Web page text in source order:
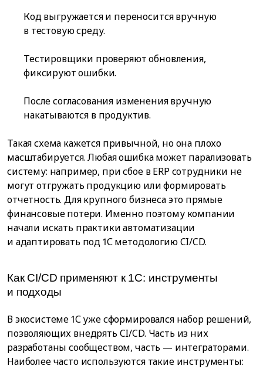
Код выгружается и переносится вручную
в тестовую среду.
Тестировщики проверяют обновления,
фиксируют ошибки.
После согласования изменения вручную
накатываются в продуктив.
Такая схема кажется привычной, но она плохо
масштабируется. Любая ошибка может парализовать
систему: например, при сбое в ERP сотрудники не
могут отгружать продукцию или формировать
отчетность. Для крупного бизнеса это прямые
финансовые потери. Именно поэтому компании
начали искать практики автоматизации
и адаптировать под 1С методологию CI/CD.
Как CI/CD применяют к 1С: инструменты
и подходы
В экосистеме 1С уже сформировался набор решений,
позволяющих внедрять CI/CD. Часть из них
разработаны сообществом, часть — интеграторами.
Наиболее часто используются такие инструменты: